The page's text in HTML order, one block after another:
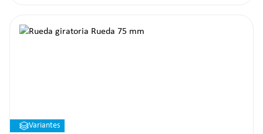
Variantes